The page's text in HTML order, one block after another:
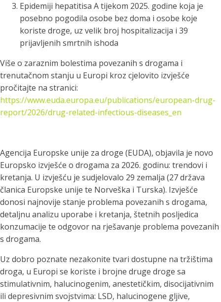
Epidemiji hepatitisa A tijekom 2025. godine koja je
posebno pogodila osobe bez doma i osobe koje
koriste droge, uz velik broj hospitalizacija i 39
prijavljenih smrtnih ishoda
Više o zaraznim bolestima povezanih s drogama i
trenutačnom stanju u Europi kroz cjelovito izvješće
pročitajte na stranici:
https://www.euda.europa.eu/publications/european-drug-
report/2026/drug-related-infectious-diseases_en
Agencija Europske unije za droge (EUDA), objavila je novo
Europsko izvješće o drogama za 2026. godinu: trendovi i
kretanja. U izvješću je sudjelovalo 29 zemalja (27 država
članica Europske unije te Norveška i Turska). Izvješće
donosi najnovije stanje problema povezanih s drogama,
detaljnu analizu uporabe i kretanja, štetnih posljedica
konzumacije te odgovor na rješavanje problema povezanih
s drogama.
Uz dobro poznate nezakonite tvari dostupne na tržištima
droga, u Europi se koriste i brojne druge droge sa
stimulativnim, halucinogenim, anestetičkim, disocijativnim
ili depresivnim svojstvima: LSD, halucinogene gljive,